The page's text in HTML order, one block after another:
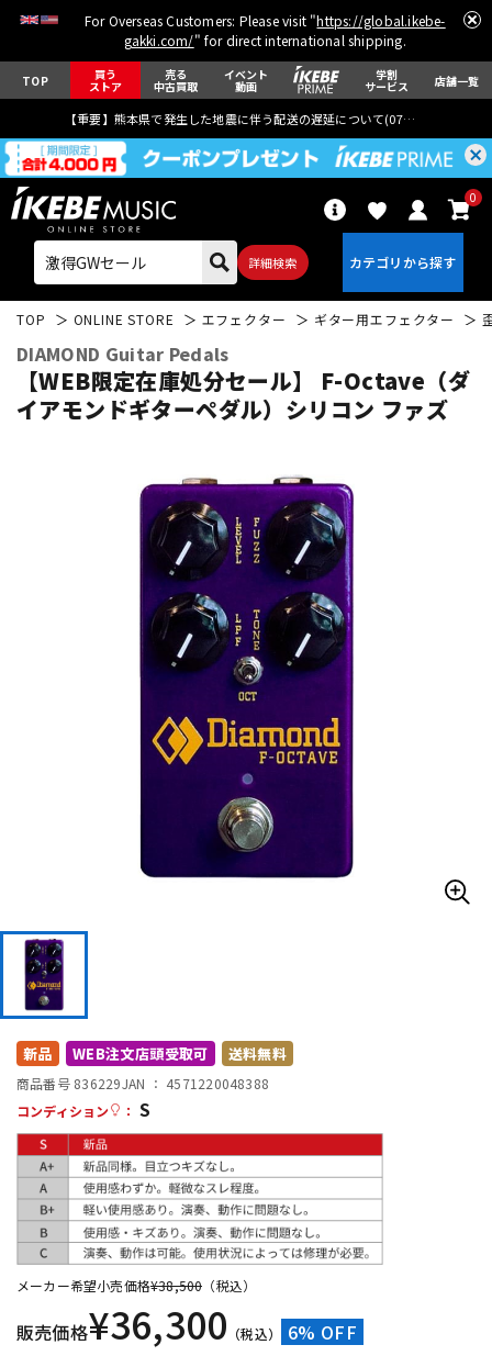
For Overseas Customers: Please visit "https://global.ikebe-
gakki.com/" for direct international shipping.
TOP 買う
ストア
売る
中古買取
イベント
動画
学割
サービス 店舗一覧
【重要】熊本県で発生した地震に伴う配送の遅延について(07月29日
詳細検索
0
ウクレレ
パーカッション
キーボード
その他楽器
配信/ライブ機器
中古 ヴィンテージ
TOP ONLINE STORE エフェクター ギター用エフェクター
DIAMOND Guitar Pedals
【WEB限定在庫処分セール】 F-Octave（ダ
イアモンドギターペダル）シリコン ファズ
新品 WEB注文店頭受取可 送料無料
商品番号 836229JAN ： 4571220048388
コンディション
： S
メーカー希望小売価格¥38,500 （税込）
販売価格¥36,300 （税込） 6% OFF